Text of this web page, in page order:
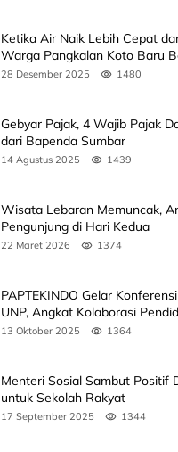
Ketika Air Naik Lebih Cepat
Warga Pangkalan Koto Baru
Banjir
28 Desember 2025 1480
Gebyar Pajak, 4 Wajib Pajak
dari Bapenda Sumbar
14 Agustus 2025 1439
Wisata Lebaran Memuncak,
Pengunjung di Hari Kedua
22 Maret 2026 1374
PAPTEKINDO Gelar
UNP, Angkat Kolaborasi
Agendanya
13 Oktober 2025 1364
Menteri Sosial Sambut Positif
untuk Sekolah Rakyat
17 September 2025 1344